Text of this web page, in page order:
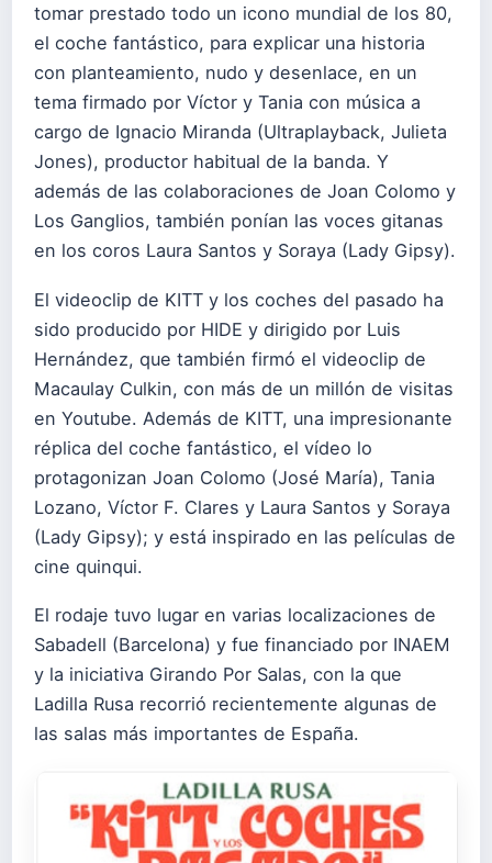
tomar prestado todo un icono mundial de los 80,
el coche fantástico, para explicar una historia
con planteamiento, nudo y desenlace, en un
tema firmado por Víctor y Tania con música a
cargo de Ignacio Miranda (Ultraplayback, Julieta
Jones), productor habitual de la banda. Y
además de las colaboraciones de Joan Colomo y
Los Ganglios, también ponían las voces gitanas
en los coros Laura Santos y Soraya (Lady Gipsy).
El videoclip de KITT y los coches del pasado ha
sido producido por HIDE y dirigido por Luis
Hernández, que también firmó el videoclip de
Macaulay Culkin, con más de un millón de visitas
en Youtube. Además de KITT, una impresionante
réplica del coche fantástico, el vídeo lo
protagonizan Joan Colomo (José María), Tania
Lozano, Víctor F. Clares y Laura Santos y Soraya
(Lady Gipsy); y está inspirado en las películas de
cine quinqui.
El rodaje tuvo lugar en varias localizaciones de
Sabadell (Barcelona) y fue financiado por INAEM
y la iniciativa Girando Por Salas, con la que
Ladilla Rusa recorrió recientemente algunas de
las salas más importantes de España.